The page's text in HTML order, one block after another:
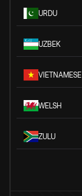
URDU
UZBEK
VIETNAMESE
WELSH
ZULU